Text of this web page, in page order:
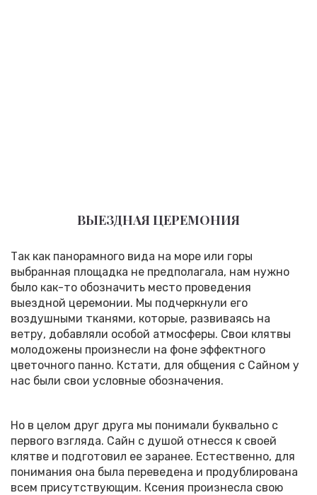
ВЫЕЗДНАЯ ЦЕРЕМОНИЯ
Так как панорамного вида на море или горы
выбранная площадка не предполагала, нам нужно
было как-то обозначить место проведения
выездной церемонии. Мы подчеркнули его
воздушными тканями, которые, развиваясь на
ветру, добавляли особой атмосферы. Свои клятвы
молодожены произнесли на фоне эффектного
цветочного панно. Кстати, для общения с Сайном у
нас были свои условные обозначения.
Но в целом друг друга мы понимали буквально с
первого взгляда. Сайн с душой отнесся к своей
клятве и подготовил ее заранее. Естественно, для
понимания она была переведена и продублирована
всем присутствующим. Ксения произнесла свою